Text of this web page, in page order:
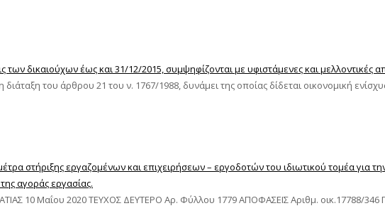
των δικαιούχων έως και 31/12/2015, συμψηφίζονται με υφιστάμενες και μελλοντικές
του άρθρου 21 του ν. 1767/1988, δυνάμει της οποίας δίδεται οικονομική
στήριξης εργαζομένων και επιχειρήσεων – εργοδοτών του ιδιωτικού τομέα για
αγοράς εργασίας.
10 Μαΐου 2020 ΤΕΥΧΟΣ ΔΕΥΤΕΡΟ Αρ. Φύλλου 1779 ΑΠΟΦΑΣΕΙΣ Αριθμ. οικ.17788/346